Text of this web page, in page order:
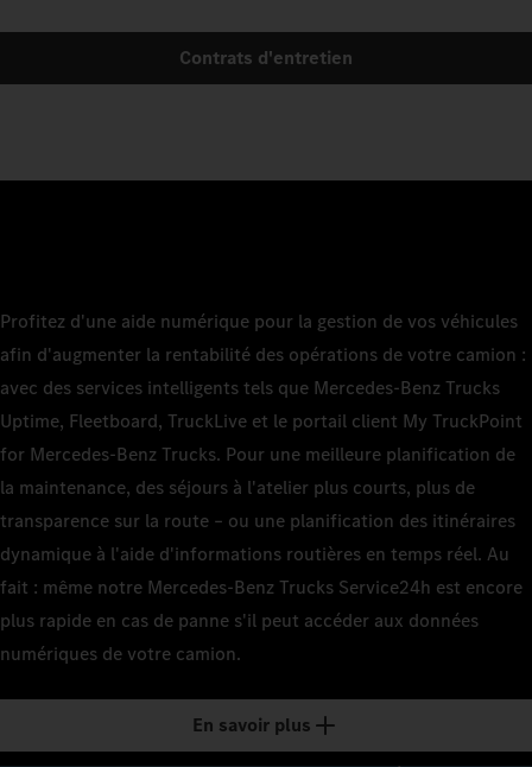
Contrats d'entretien
Profitez d'une aide numérique pour la gestion de vos véhicules
afin d'augmenter la rentabilité des opérations de votre camion :
avec des services intelligents tels que Mercedes‑Benz Trucks
Uptime, Fleetboard, TruckLive et le portail client My TruckPoint
for Mercedes‑Benz Trucks. Pour une meilleure planification de
la maintenance, des séjours à l'atelier plus courts, plus de
transparence sur la route – ou une planification des itinéraires
dynamique à l'aide d'informations routières en temps réel. Au
fait : même notre Mercedes‑Benz Trucks Service24h est encore
plus rapide en cas de panne s'il peut accéder aux données
numériques de votre camion.
En savoir plus